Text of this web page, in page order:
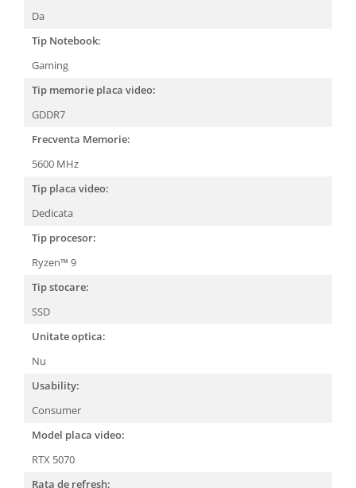
Da
Tip Notebook:
Gaming
Tip memorie placa video:
GDDR7
Frecventa Memorie:
5600 MHz
Tip placa video:
Dedicata
Tip procesor:
Ryzen™ 9
Tip stocare:
SSD
Unitate optica:
Nu
Usability:
Consumer
Model placa video:
RTX 5070
Rata de refresh: